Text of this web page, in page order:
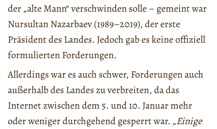
der „alte Mann“ verschwinden solle – gemeint war
Nursultan Nazarbaev (1989–2019), der erste
Präsident des Landes. Jedoch gab es keine offiziell
formulierten Forderungen.
Allerdings war es auch schwer, Forderungen auch
außerhalb des Landes zu verbreiten, da das
Internet zwischen dem 5. und 10. Januar mehr
oder weniger durchgehend gesperrt war. „Einige